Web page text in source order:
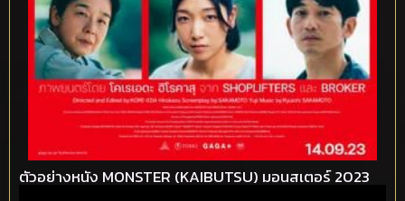
ตัวอย่างหนัง MONSTER (KAIBUTSU) มอนสเตอร์ 2023